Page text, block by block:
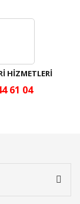
HİZMETLERİ
61 04